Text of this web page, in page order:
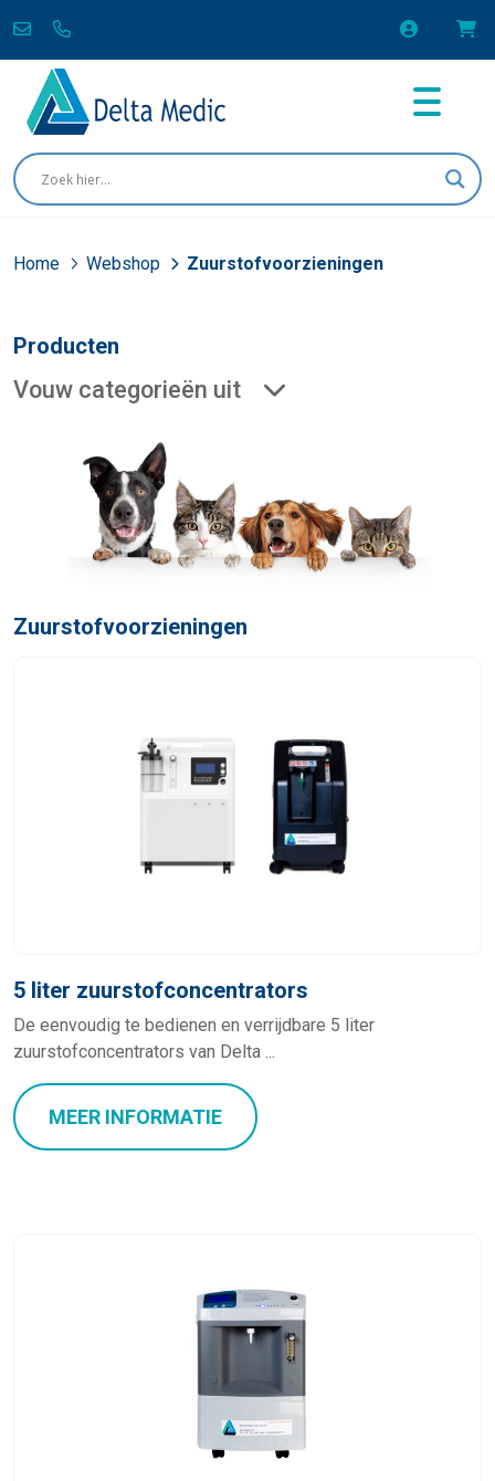
Home Webshop Zuurstofvoorzieningen
Producten
Vouw categorieën uit
Zuurstofvoorzieningen
5 liter zuurstofconcentrators
De eenvoudig te bedienen en verrijdbare 5 liter
zuurstofconcentrators van Delta ...
MEER INFORMATIE